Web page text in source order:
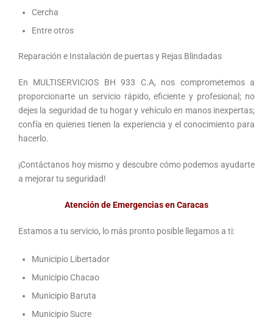
Cercha
Entre otros
Reparación e Instalación de puertas y Rejas Blindadas
En MULTISERVICIOS BH 933 C.A, nos comprometemos a
proporcionarte un servicio rápido, eficiente y profesional; no
dejes la seguridad de tu hogar y vehículo en manos inexpertas;
confía en quienes tienen la experiencia y el conocimiento para
hacerlo.
¡Contáctanos hoy mismo y descubre cómo podemos ayudarte
a mejorar tu seguridad!
Atención de Emergencias en Caracas
Estamos a tu servicio, lo más pronto posible llegamos a ti:
Municipio Libertador
Municipio Chacao
Municipio Baruta
Municipio Sucre